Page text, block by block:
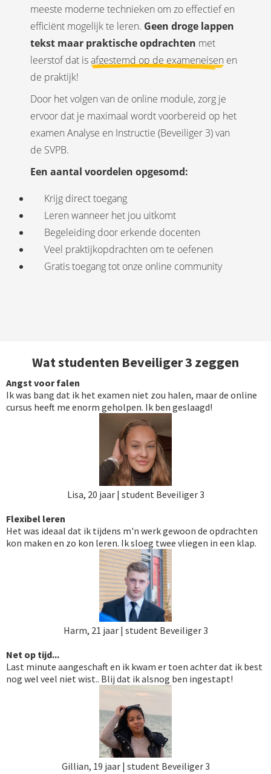
meeste moderne technieken om zo effectief en
efficiënt mogelijk te leren. Geen droge lappen
tekst maar praktische opdrachten met
leerstof dat isafgestemd op de exameneisen en
de praktijk!
Door het volgen van de online module, zorg je
ervoor dat je maximaal wordt voorbereid op het
examen Analyse en Instructie (Beveiliger 3) van
de SVPB.
Een aantal voordelen opgesomd:
Krijg direct toegang
Leren wanneer het jou uitkomt
Begeleiding door erkende docenten
Veel praktijkopdrachten om te oefenen
Gratis toegang tot onze online community
Wat studenten Beveiliger 3 zeggen
Angst voor falen
Ik was bang dat ik het examen niet zou halen, maar de online
cursus heeft me enorm geholpen. Ik ben geslaagd!
Lisa, 20 jaar | student Beveiliger 3
Flexibel leren
Het was ideaal dat ik tijdens m'n werk gewoon de opdrachten
kon maken en zo kon leren. Ik sloeg twee vliegen in een klap.
Harm, 21 jaar | student Beveiliger 3
Net op tijd...
Last minute aangeschaft en ik kwam er toen achter dat ik best
nog wel veel niet wist.. Blij dat ik alsnog ben ingestapt!
Gillian, 19 jaar | student Beveiliger 3